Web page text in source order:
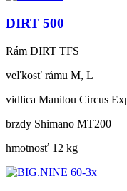
DIRT 500
Rám DIRT TFS
veľkosť rámu M, L
vidlica Manitou Circus
brzdy Shimano MT200
hmotnosť 12 kg